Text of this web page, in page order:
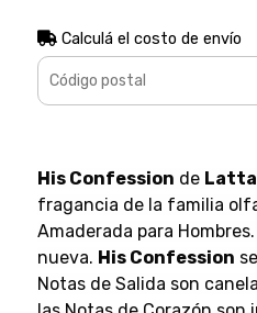
Calculá el costo de envío
His Confession de
fragancia de la familia
Amaderada para
nueva. His Confession
Notas de Salida son